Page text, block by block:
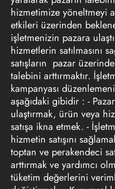
hizmetimize yöneltmeyi
etkileri üzerinden
işletmenizin pazara
hizmetlerin satılmasını
satışların pazar
talebini arttırmaktır.
kampanyası
aşağıdaki gibidir : -
ulaştırmak, ürün veya
satışa ikna etmek. -
hizmetin satışını
toptan ve perakendeci
arttırmak ve yardımcı
tüketim değerlerini